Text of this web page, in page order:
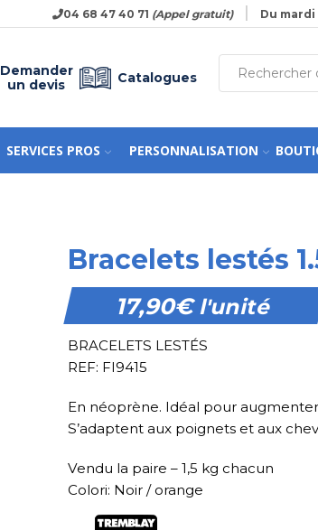
04 68 47 40 71 (Appel gratuit) Du
Demander
un devis
Catalogues
SERVICES PROS PERSONNALISATION
Bracelets lestés
17,90€l'unité
BRACELETS LESTÉS
REF: FI9415
En néoprène. Idéal pour
S’adaptent aux poignets et aux
Vendu la paire – 1,5 kg chacun
Colori: Noir / orange